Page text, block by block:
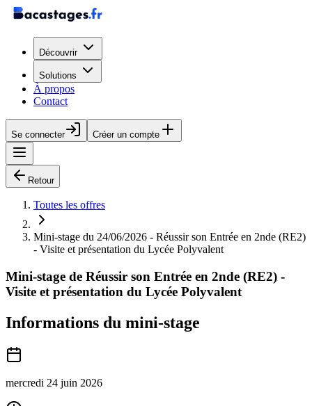
Découvrir
Solutions
À propos
Contact
Se connecter Créer un compte
Retour
Toutes les offres
Mini-stage du 24/06/2026 - Réussir son Entrée en 2nde (RE2)
- Visite et présentation du Lycée Polyvalent
Mini-stage de Réussir son Entrée en 2nde (RE2) -
Visite et présentation du Lycée Polyvalent
Informations du mini-stage
mercredi 24 juin 2026